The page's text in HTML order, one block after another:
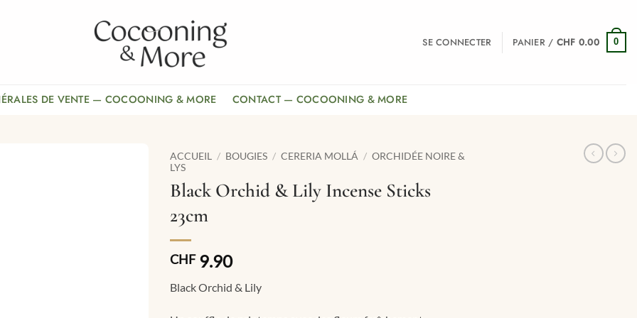
SE CONNECTER PANIER / CHF 0.00 0
DE VENTE — COCOONING & MORE CONTACT — COCOONING & MORE
ACCUEIL / BOUGIES / CERERIA MOLLÁ / ORCHIDÉE NOIRE &
LYS
Black Orchid & Lily Incense Sticks
23cm
CHF9.90
Black Orchid & Lily